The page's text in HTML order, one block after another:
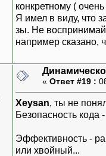
конкретному (
Я имел в виду, что
зы. Не воспринимай
например сказано,
« Ответ #19 :
Xeysan, ты не
Безопасность кода
Эффективность -
или хвойный...